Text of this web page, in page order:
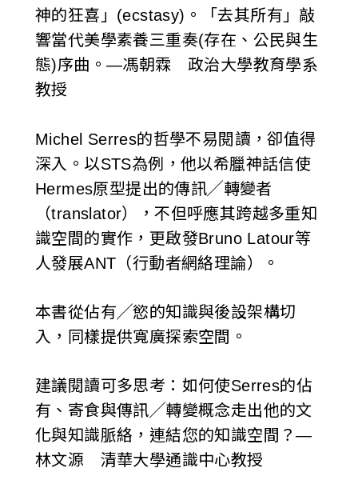
神的狂喜」(ecstasy)。「去其所有」敲
響當代美學素養三重奏(存在、公民與生
態)序曲。—馮朝霖 政治大學教育學系
教授
Michel Serres的哲學不易閱讀，卻值得
深入。以STS為例，他以希臘神話信使
Hermes原型提出的傳訊╱轉變者
（translator），不但呼應其跨越多重知
識空間的實作，更啟發Bruno Latour等
人發展ANT（行動者網絡理論）。
本書從佔有╱慾的知識與後設架構切
入，同樣提供寬廣探索空間。
建議閱讀可多思考：如何使Serres的佔
有、寄食與傳訊╱轉變概念走出他的文
化與知識脈絡，連結您的知識空間？—
林文源 清華大學通識中心教授